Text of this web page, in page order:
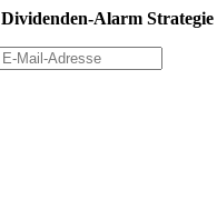
Dividenden-Alarm Strategie